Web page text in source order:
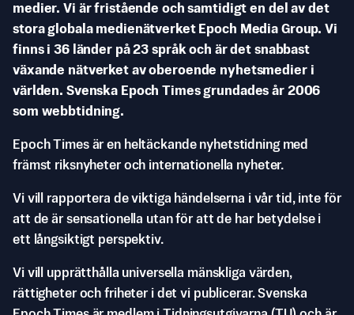
medier. Vi är fristående och samtidigt en del av det
stora globala medienätverket Epoch Media Group. Vi
finns i 36 länder på 23 språk och är det snabbast
växande nätverket av oberoende nyhetsmedier i
världen. Svenska Epoch Times grundades år 2006
som webbtidning.
Epoch Times är en heltäckande nyhetstidning med
främst riksnyheter och internationella nyheter.
Vi vill rapportera de viktiga händelserna i vår tid, inte för
att de är sensationella utan för att de har betydelse i
ett långsiktigt perspektiv.
Vi vill upprätthålla universella mänskliga värden,
rättigheter och friheter i det vi publicerar. Svenska